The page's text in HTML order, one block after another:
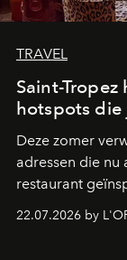
TRAVEL
Saint-
hotspots die
Deze zomer
adressen die nu
restaurant
zestig, een
verandert in
22.07.2026 by